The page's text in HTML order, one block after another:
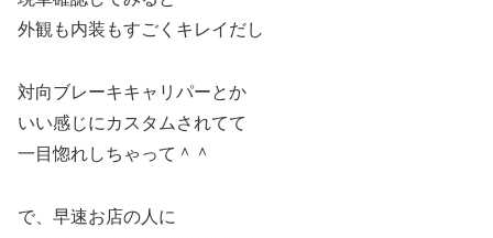
外観も内装もすごくキレイだし
対向ブレーキキャリパーとか
いい感じにカスタムされてて
一目惚れしちゃって＾＾
で、早速お店の人に